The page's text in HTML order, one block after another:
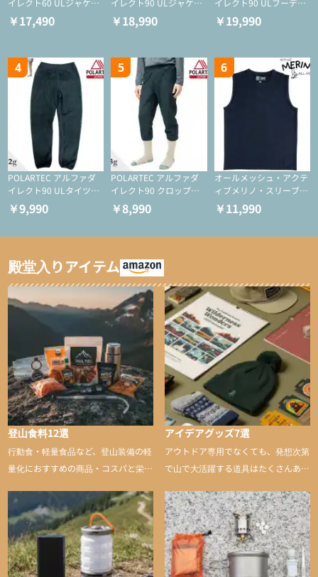
ト（登山/ミドルレイヤ
ー/化繊ジャケット）
￥17,490
ト（アクティブインサレ
ーション/ミドルレイヤ
￥18,990
（アクティブインサレー
ション/ミドルレイヤー/
￥19,990
4
POLARTEC アルファダ
イレクト90 ULタイツ
（アクティブインサレー
ション/テント泊用パジ
￥9,990
5
POLARTEC アルファダ
イレクト90 クロップド
ULタイツ（アクティブ
インサレーション/テン
￥8,990
6
オールメッシュ・アクテ
ィブメリノ・スリーブレ
ス
￥11,990
殿堂入りアイテム
登山食料12選
行動食・軽量食品など、登山装備の軽
量化におすすめの商品・コスパと栄養
アイデアグッズ7選
アウトドア専用でなくても、発想次第
で山で大活躍する道具はたくさんあり
山に持ち込むと快適性や安心感をグッ
と引き上げてくれる――そんな意外性
のあるアイテムを紹介